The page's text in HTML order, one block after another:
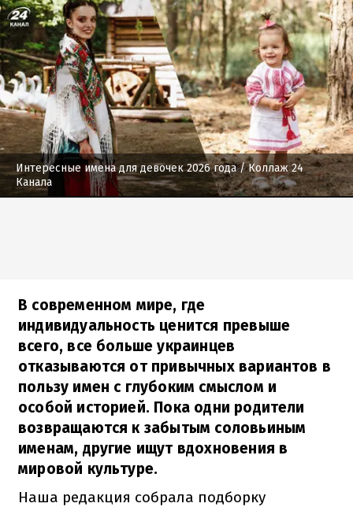
Интересные имена для девочек 2026 года/ Коллаж 24
Канала
В современном мире, где
индивидуальность ценится превыше
всего, все больше украинцев
отказываются от привычных вариантов в
пользу имен с глубоким смыслом и
особой историей. Пока одни родители
возвращаются к забытым соловьиным
именам, другие ищут вдохновения в
мировой культуре.
Наша редакция собрала подборку